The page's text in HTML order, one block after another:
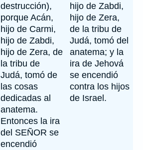
destrucción),
porque Acán,
hijo de Carmi,
hijo de Zabdi,
hijo de Zera, de
la tribu de
Judá, tomó de
las cosas
dedicadas al
anatema.
Entonces la ira
del SEÑOR se
encendió
hijo de Zabdi,
hijo de Zera,
de la tribu de
Judá, tomó del
anatema; y la
ira de Jehová
se encendió
contra los hijos
de Israel.